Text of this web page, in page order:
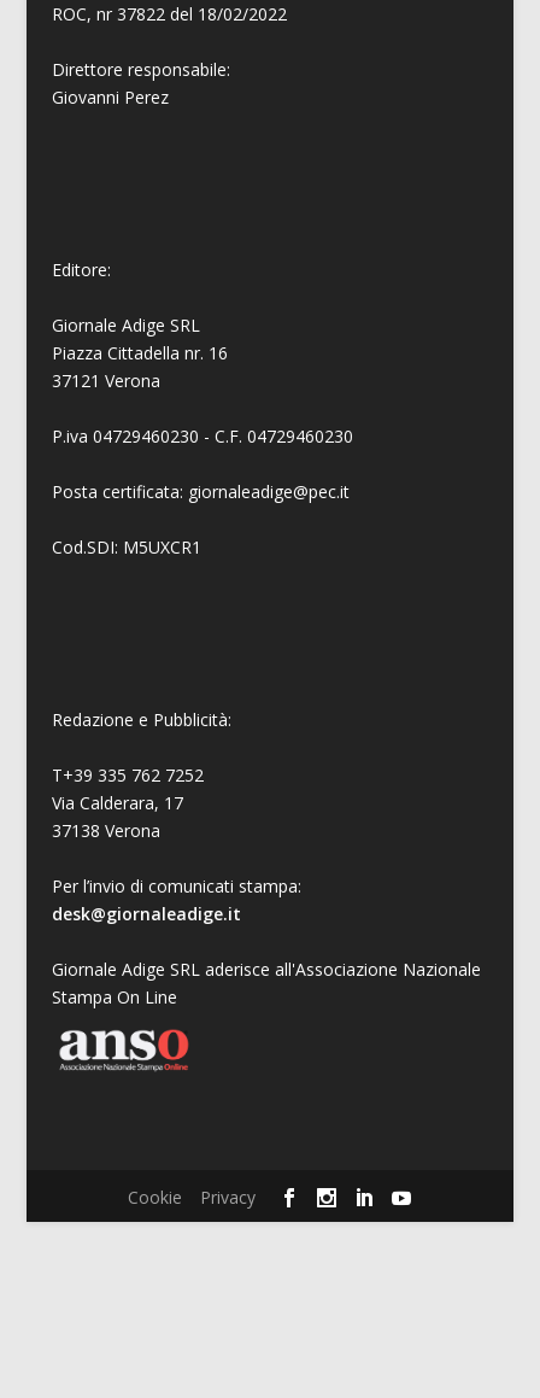
ROC, nr 37822 del 18/02/2022
Direttore responsabile:
Giovanni Perez
Editore:
Giornale Adige SRL
Piazza Cittadella nr. 16
37121 Verona
P.iva 04729460230 - C.F. 04729460230
Posta certificata: giornaleadige@pec.it
Cod.SDI: M5UXCR1
Redazione e Pubblicità:
T+39 335 762 7252
Via Calderara, 17
37138 Verona
Per l’invio di comunicati stampa:
desk@giornaleadige.it
Giornale Adige SRL aderisce all'Associazione Nazionale
Stampa On Line
Cookie Privacy